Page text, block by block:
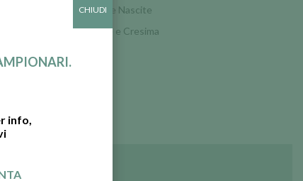
Battesimo e Nascite
Comunione e Cresima
info,
CHIUDI